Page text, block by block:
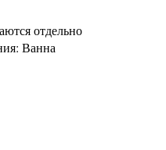
отдельно
Ванна